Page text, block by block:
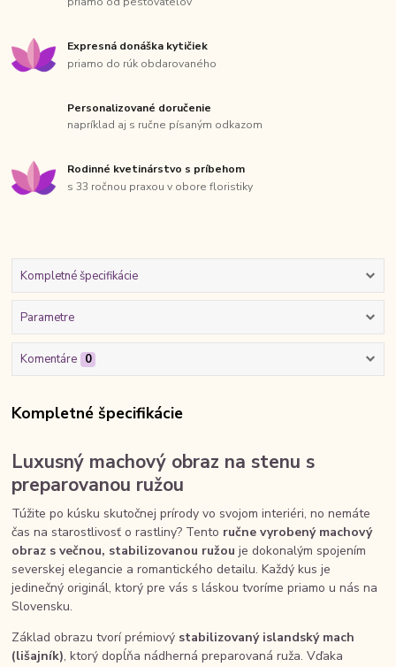
Expresná donáška kytičiek
priamo do rúk obdarovaného
Personalizované doručenie
napríklad aj s ručne písaným odkazom
Rodinné kvetinárstvo s príbehom
s 33 ročnou praxou v obore floristiky
Kompletné špecifikácie
Parametre
Komentáre 0
Kompletné špecifikácie
Luxusný machový obraz na stenu s
preparovanou ružou
Túžite po kúsku skutočnej prírody vo svojom interiéri, no nemáte
čas na starostlivosť o rastliny? Tento ručne vyrobený machový
obraz s večnou, stabilizovanou ružou je dokonalým spojením
severskej elegancie a romantického detailu. Každý kus je
jedinečný originál, ktorý pre vás s láskou tvoríme priamo u nás na
Slovensku.
Základ obrazu tvorí prémiový stabilizovaný islandský mach
(lišajník), ktorý dopĺňa nádherná preparovaná ruža. Vďaka